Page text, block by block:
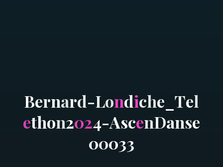
Bernard-Londiche Tel
ethon2024-AscenDanse
00033